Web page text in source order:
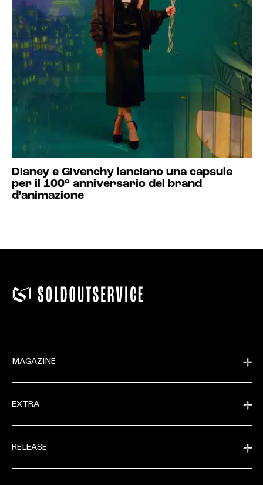
Disney e Givenchy lanciano una capsule
per il 100° anniversario del brand
d’animazione
MAGAZINE
EXTRA
RELEASE